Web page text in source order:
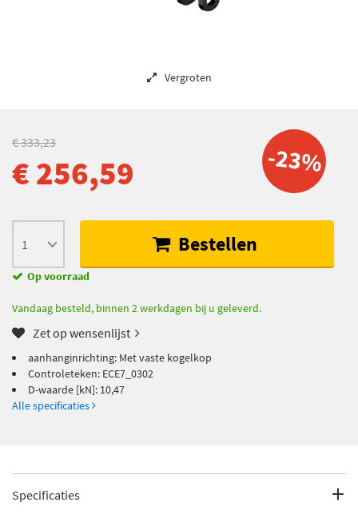
Vergroten
-23%
€ 333,23
€ 256,59
Bestellen
Op voorraad
Vandaag besteld, binnen 2 werkdagen bij u geleverd.
Zet op wensenlijst
aanhanginrichting: Met vaste kogelkop
Controleteken: ECE7_0302
D-waarde [kN]: 10,47
Alle specificaties
Specificaties